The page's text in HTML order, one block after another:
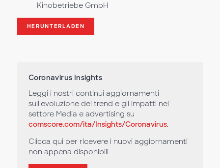
Kinobetriebe GmbH
HERUNTERLADEN
Coronavirus Insights
Leggi i nostri continui aggiornamenti
sull'evoluzione dei trend e gli impatti nel
settore Media e advertising su
comscore.com/ita/Insights/Coronavirus.
Clicca qui per ricevere i nuovi aggiornamenti
non appena disponibili